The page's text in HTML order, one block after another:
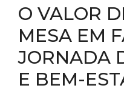
O VALOR
MESA EM
JORNADA
E BEM-